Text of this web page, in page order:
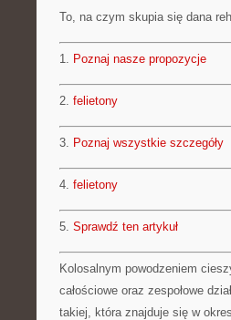
To, na czym skupia się dana
1. Poznaj nasze propozycje
2. felietony
3. Poznaj wszystkie szczegóły
4. felietony
5. Sprawdź ten artykuł
Kolosalnym powodzeniem
całościowe oraz zespołowe
takiej, która znajduje się w